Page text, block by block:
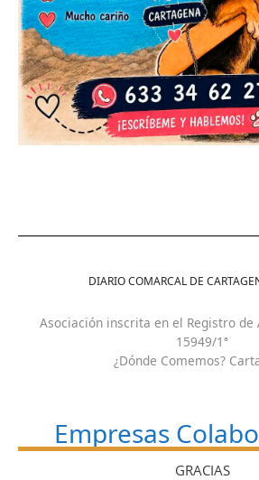
DIARIO COMARCAL DE
Asociación inscrita en el Registro de
15949/1ª
¿Dónde Comemos?
Empresas
GRACIAS